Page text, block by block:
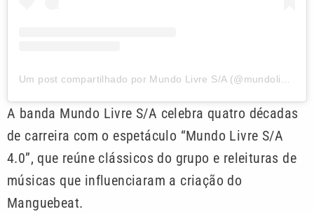
A banda Mundo Livre S/A celebra quatro décadas
de carreira com o espetáculo “Mundo Livre S/A
4.0”, que reúne clássicos do grupo e releituras de
músicas que influenciaram a criação do
Manguebeat.